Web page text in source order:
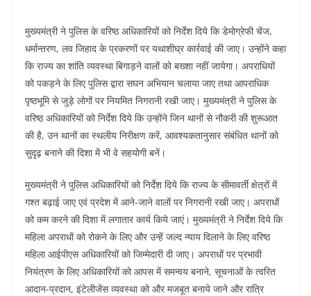
मुख्यमंत्री ने पुलिस के वरिष्ठ अधिकारियों को निर्देश दिये कि डेमोग्रेफी चेंज,
धर्मान्तरण, लव जिहाद के प्रकरणों पर यथाशीघ्र कार्रवाई की जाए। उन्होंने कहा
कि राज्य का शांति व्यवस्था बिगाड़ने वालों को बख्शा नहीं जायेगा। अपराधियों
को पकड़ने के लिए पुलिस द्वारा सघन अभियान चलाया जाए तथा आपराधिक
पृष्ठभूमि से जुड़े लोगों पर नियमित निगरानी रखी जाए। मुख्यमंत्री ने पुलिस के
वरिष्ठ अधिकारियों को निर्देश दिये कि उन्होंने जिन थानों से नौकरी की शुरूआत
की है, उन थानों का स्थलीय निरीक्षण करें, आवश्यकतानुसार संबंधित थानों को
सुदृढ़ बनाने की दिशा में भी वे सहयोगी बनें।
मुख्यमंत्री ने पुलिस अधिकारियों को निर्देश दिये कि राज्य के सीमावर्ती क्षेत्रों में
गश्त बढ़ाई जाए एवं प्रदेश में आने-जाने वालों पर निगरानी रखी जाए। अपराधों
को कम करने की दिशा में लगातार कार्य किये जाएं। मुख्यमंत्री ने निर्देश दिये कि
महिला अपराधों को रोकने के लिए और उन्हें जल्द न्याय दिलाने के लिए वरिष्ठ
महिला आईपीएस अधिकारियों को जिम्मेदारी दी जाए। अपराधों पर प्रभावी
नियंत्रण के लिए अधिकारियों को आपस में समन्वय बनाने, सूचनाओं के त्वरित
आदान-प्रदान, इंटेलीजेंस व्यवस्था को और मजबूत बनाये जाने और रात्रि